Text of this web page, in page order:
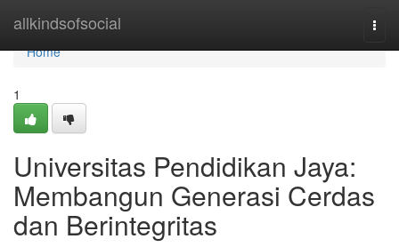
allkindsofsocial
Home
Home
1
Universitas Pendidikan Jaya:
Membangun Generasi Cerdas
dan Berintegritas